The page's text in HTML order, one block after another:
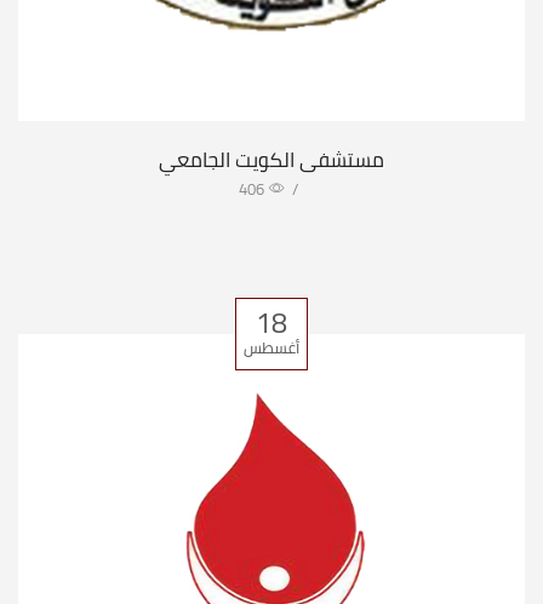
مستشفى الكويت الجامعي
/
406
18
أغسطس